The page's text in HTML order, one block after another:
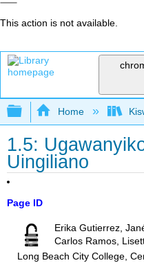
This action is not available.
Expand/
Home
1.5:
Uingiliano
Page ID
Erika Gutierrez,
Carlos Ramos,
Long Beach City College,